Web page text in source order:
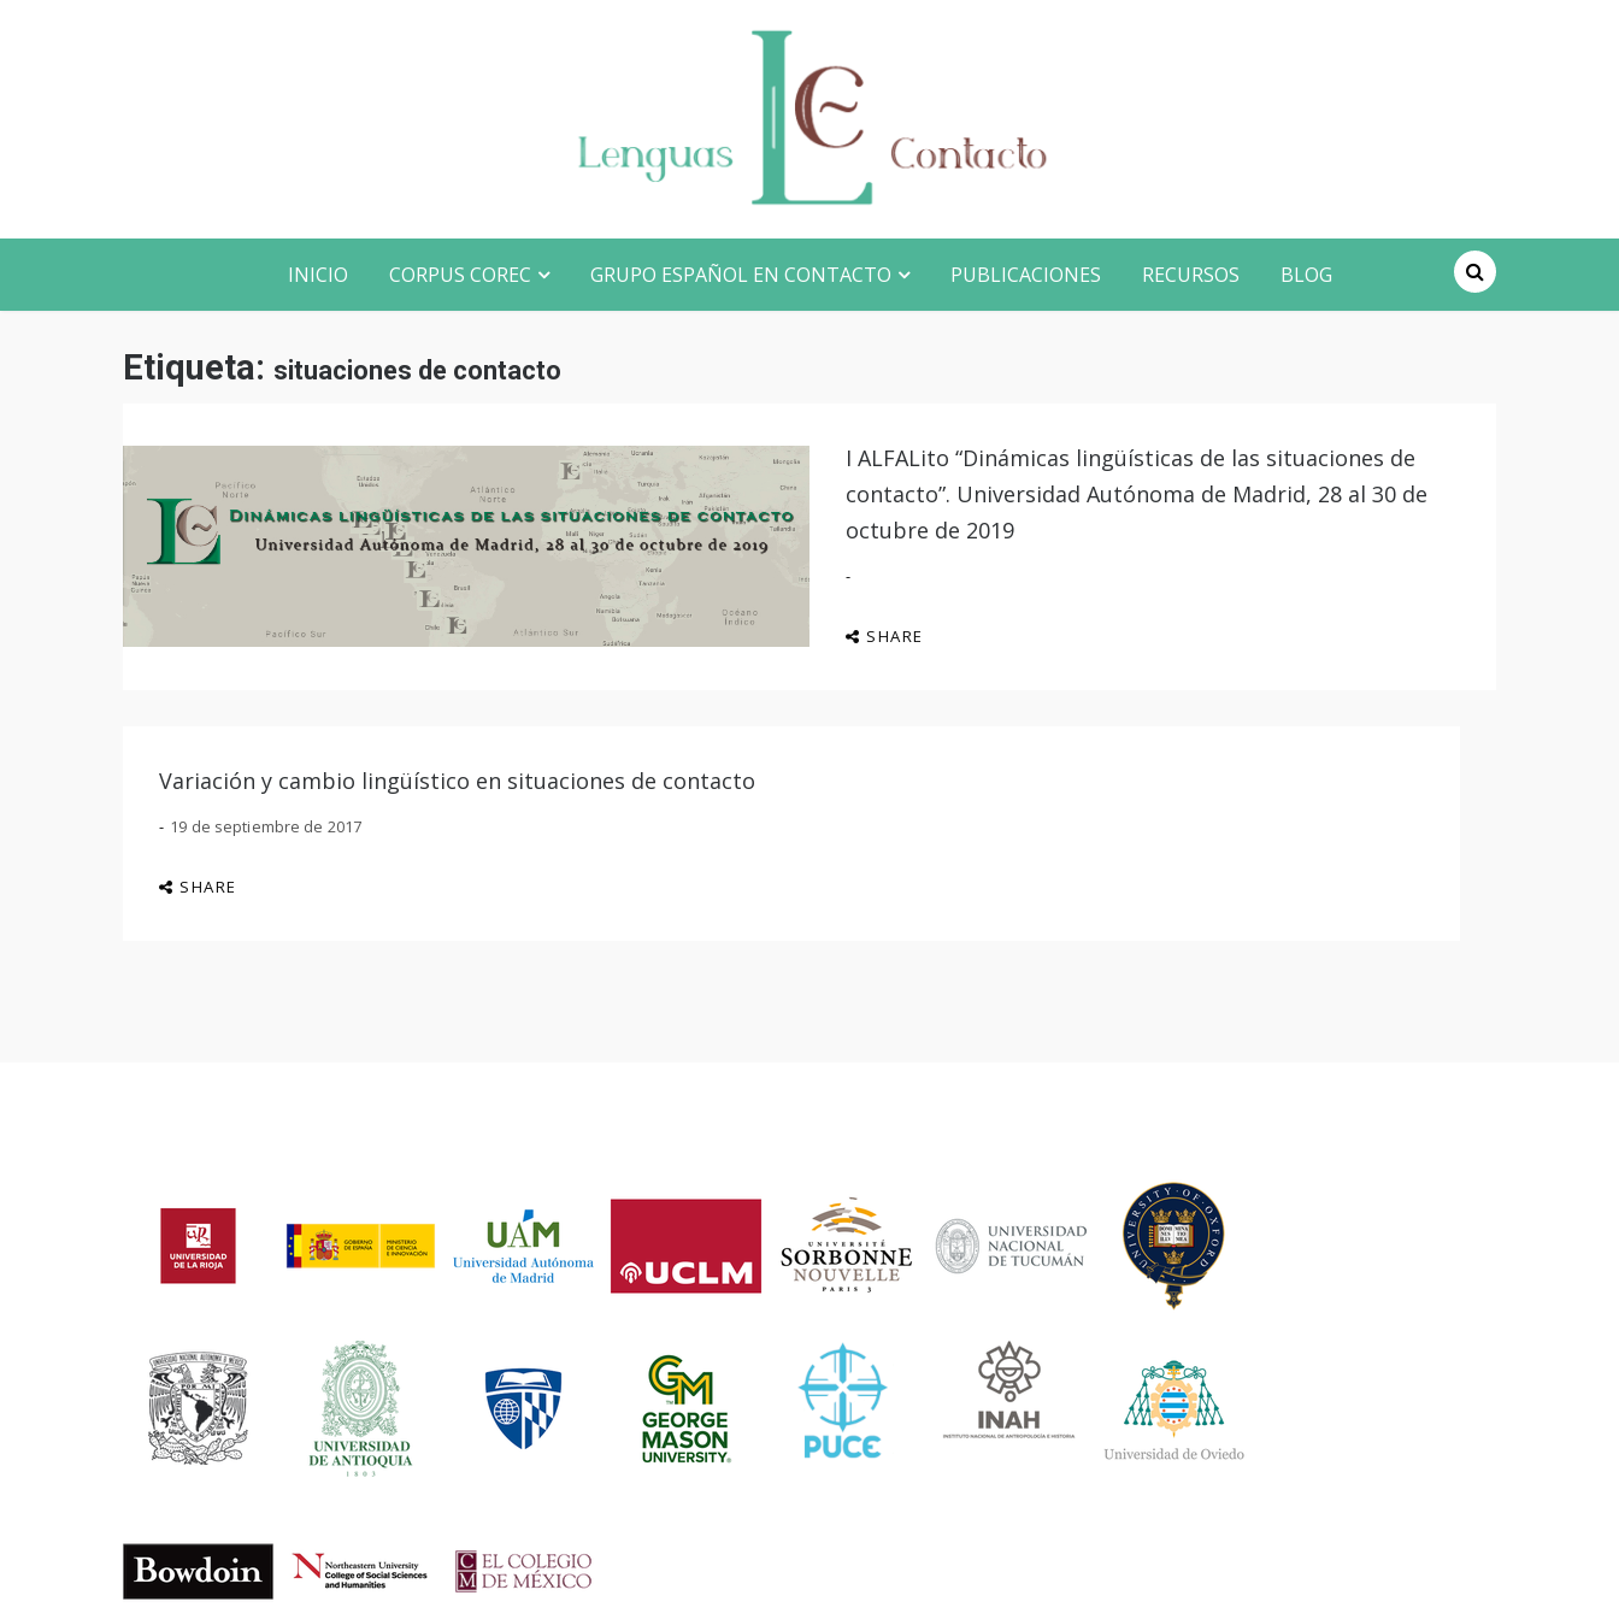
Español en contacto
INICIO CORPUS COREC GRUPO ESPAÑOL EN CONTACTO PUBLICACIONES RECURSOS BLOG
Etiqueta: situaciones de contacto
I ALFALito “Dinámicas lingüísticas de las situaciones de
contacto”. Universidad Autónoma de Madrid, 28 al 30 de
octubre de 2019
SHARE
Variación y cambio lingüístico en situaciones de contacto
19 de septiembre de 2017
SHARE